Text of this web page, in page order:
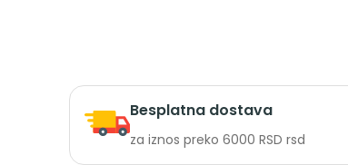
Besplatna dostava
za iznos preko 6000 RSD rsd